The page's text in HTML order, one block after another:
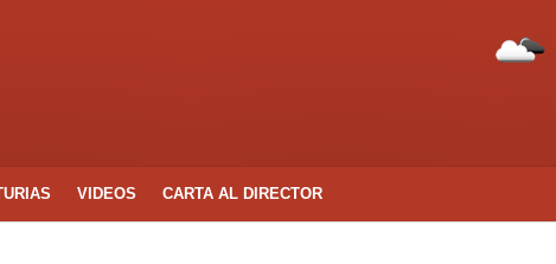
VIDEOS CARTA AL DIRECTOR